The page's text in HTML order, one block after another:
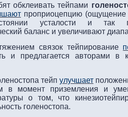
обклеивать тейпами
проприоцепцию (ощущение
усталости и так
баланс и увеличивают
связок тейпирование
и предлагается авторами в
тейп улучшает
в момент приземления и
о том, что
голеностопа.